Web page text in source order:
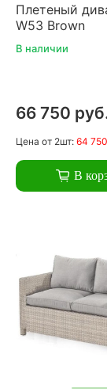
Плетеный
W53 Brown
В наличии
66 750
Цена от 2шт: 64
В